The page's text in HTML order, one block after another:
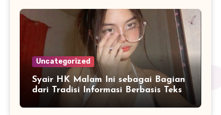
Uncategorized
Syair HK Malam Ini sebagai Bagian
dari Tradisi Informasi Berbasis Teks